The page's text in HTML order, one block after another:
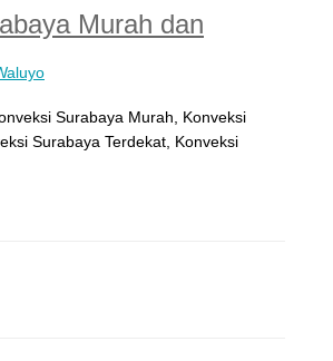
Murah dan
Surabaya Murah, Konveksi
Surabaya Terdekat, Konveksi